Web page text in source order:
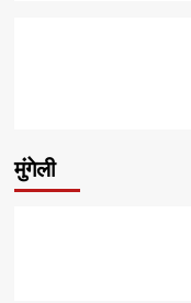
मुंगेली